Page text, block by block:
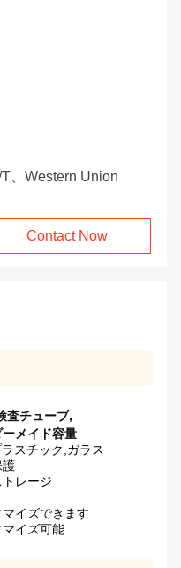
、Western Union
Contact Now
査チューブ,
メイド容量
スチック,ガラス
護
レージ
マイズできます
マイズ可能